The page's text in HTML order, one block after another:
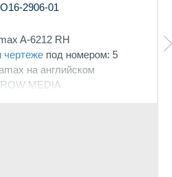
2906-01
A-6212 RH
чертеже под номером: 5
на английском
MEDIA